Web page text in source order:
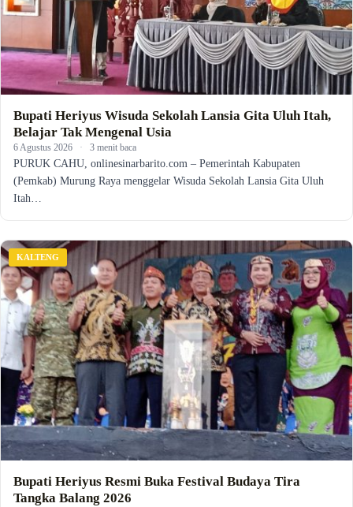
Bupati Heriyus Wisuda Sekolah Lansia Gita Uluh Itah,
Belajar Tak Mengenal Usia
6 Agustus 2026 · 3 menit baca
PURUK CAHU, onlinesinarbarito.com – Pemerintah Kabupaten
(Pemkab) Murung Raya menggelar Wisuda Sekolah Lansia Gita Uluh
Itah…
KALTENG
Bupati Heriyus Resmi Buka Festival Budaya Tira
Tangka Balang 2026